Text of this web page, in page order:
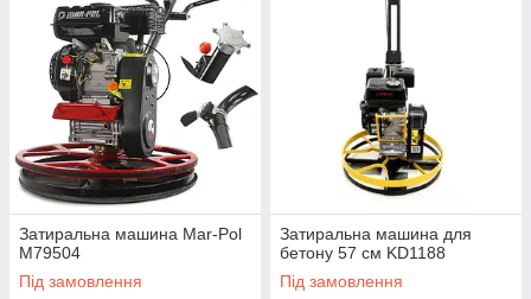
Затиральна машина Mar-Pol
M79504
Під замовлення
Затиральна машина для
бетону 57 см KD1188
Під замовлення